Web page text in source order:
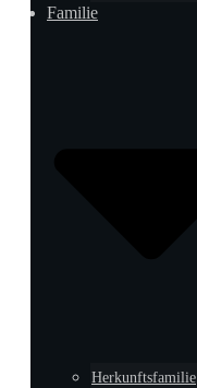
Familie
Herkunftsfamilie